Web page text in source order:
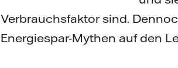
Verbrauchsfaktor sind.
Energiespar-Mythen auf den